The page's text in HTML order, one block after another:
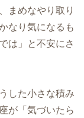
まめなやり取り
なり気になるも
は」と不安にさ
した小さな積み
が「気づいたら